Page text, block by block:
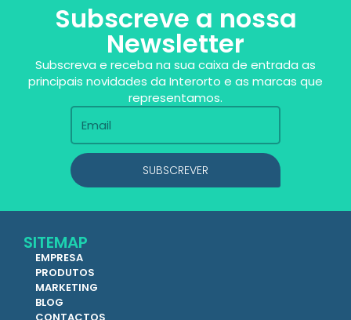
Subscreve a nossa
Newsletter
Subscreva e receba na sua caixa de entrada as
principais novidades da Interorto e as marcas que
representamos.
SUBSCREVER
SITEMAP
EMPRESA
PRODUTOS
MARKETING
BLOG